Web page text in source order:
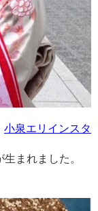
小泉エリインスタ
まれました。